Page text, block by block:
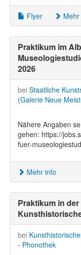
Flyer
Praktikum im
2026
bei Staatliche
(Galerie Neue
Nähere Angaben
gehen: https://
fuer-
Mehr info
Praktikum in
bei
- Phonothek